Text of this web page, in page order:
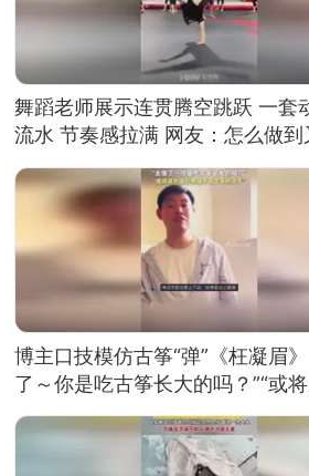
舞蹈老师展示连贯腾空跳跃 一套
流水 节奏感拉满 网友：怎么做到
博主口技模仿古筝“弹”《枉凝眉
了～你是吃古筝长大的吗？”“或
位考级不带古筝的选手。”（来源
日电讯）